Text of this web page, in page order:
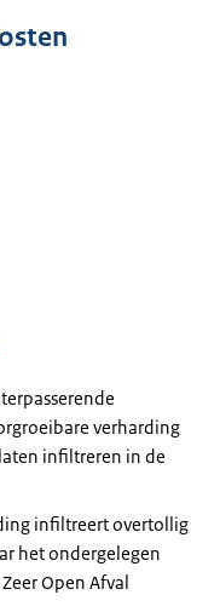
verharding
infiltreren in de
infiltreert overtollig
het ondergelegen
Open Afval